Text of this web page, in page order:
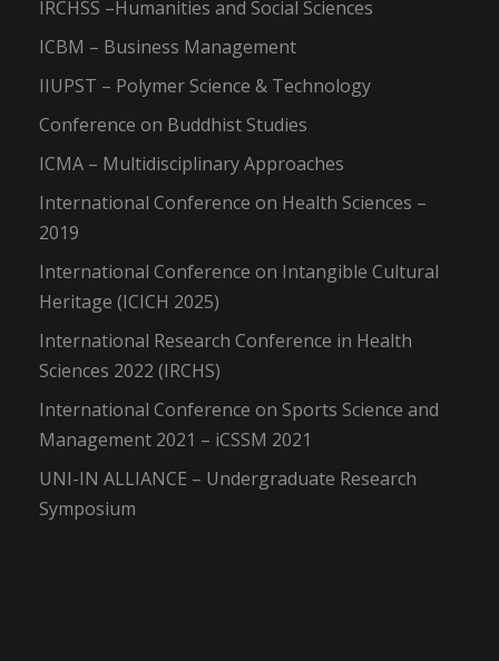
IRCHSS –Humanities and Social Sciences
ICBM – Business Management
IIUPST – Polymer Science & Technology
Conference on Buddhist Studies
ICMA – Multidisciplinary Approaches
International Conference on Health Sciences –
2019
International Conference on Intangible Cultural
Heritage (ICICH 2025)
International Research Conference in Health
Sciences 2022 (IRCHS)
International Conference on Sports Science and
Management 2021 – iCSSM 2021
UNI-IN ALLIANCE – Undergraduate Research
Symposium